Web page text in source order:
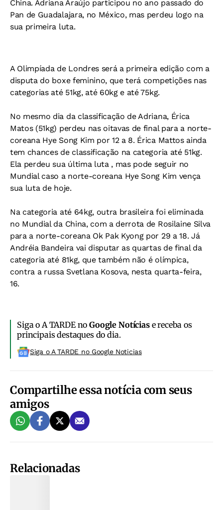
China. Adriana Araújo participou no ano passado do
Pan de Guadalajara, no México, mas perdeu logo na
sua primeira luta.
A Olimpíada de Londres será a primeira edição com a
disputa do boxe feminino, que terá competições nas
categorias até 51kg, até 60kg e até 75kg.
No mesmo dia da classificação de Adriana, Érica
Matos (51kg) perdeu nas oitavas de final para a norte-
coreana Hye Song Kim por 12 a 8. Érica Mattos ainda
tem chances de classificação na categoria até 51kg.
Ela perdeu sua última luta , mas pode seguir no
Mundial caso a norte-coreana Hye Song Kim vença
sua luta de hoje.
Na categoria até 64kg, outra brasileira foi eliminada
no Mundial da China, com a derrota de Rosilaine Silva
para a norte-coreana Ok Pak Kyong por 29 a 18. Já
Andréia Bandeira vai disputar as quartas de final da
categoria até 81kg, que também não é olímpica,
contra a russa Svetlana Kosova, nesta quarta-feira,
16.
Siga o A TARDE noGoogle Notíciase receba os
principais destaques do dia.
Siga o A TARDE no Google Noticias
Compartilhe essa notícia com seus
amigos
Relacionadas